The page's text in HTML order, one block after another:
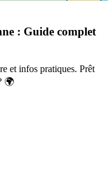
: Guide complet
et infos pratiques. Prêt
🌍